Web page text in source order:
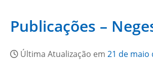
Publicações –
Última Atualização em 21 de maio